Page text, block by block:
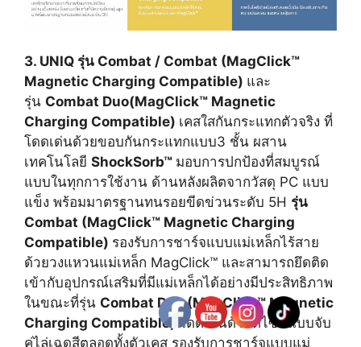
3. UNIQ รุ่น Combat / Combat (MagClick™
Magnetic Charging Compatible) และ
รุ่น Combat Duo(MagClick™ Magnetic
Charging Compatible) เคสใสกันกระแทกตัวจริง ที่
โดดเด่นด้วยขอบกันกระแทกแบบ3 ชั้น ผสาน
เทคโนโลยี ShockSorb™ มอบการปกป้องที่สมบูรณ์
แบบในทุกการใช้งาน ด้านหลังผลิตจากวัสดุ PC แบบ
แข็ง พร้อมมาตรฐานทนรอยขีดข่วนระดับ 5H รุ่น
Combat (MagClick™ Magnetic Charging
Compatible) รองรับการชาร์จแบบแม่เหล็กไร้สาย
ด้วยวงแหวนแม่เหล็ก MagClick™ และสามารถยึดติด
เข้ากับอุปกรณ์เสริมที่มีแม่เหล็กได้อย่างมีประสิทธิภาพ
ในขณะที่รุ่น Combat Duo (MagClick™ Magnetic
Charging Compatible)โดดเด่นด้วยดีไซน์แบบจับ
คู่ไล่เฉดสีตลอดทั้งตัวเคส รองรับการชาร์จแบบแม่